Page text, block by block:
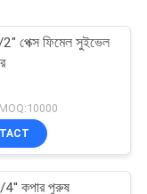
পেক্স ফিমেল সুইভেল
কপার পুরুষ